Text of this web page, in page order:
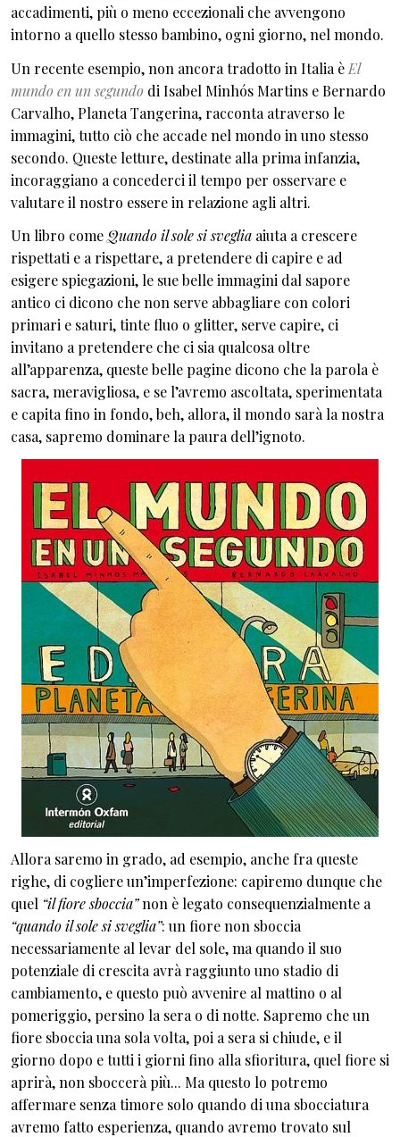
accadimenti, più o meno eccezionali che avvengono
intorno a quello stesso bambino, ogni giorno, nel mondo.
Un recente esempio, non ancora tradotto in Italia è El
mundo en un segundo di Isabel Minhós Martins e Bernardo
Carvalho, Planeta Tangerina, racconta atraverso le
immagini, tutto ciò che accade nel mondo in uno stesso
secondo. Queste letture, destinate alla prima infanzia,
incoraggiano a concederci il tempo per osservare e
valutare il nostro essere in relazione agli altri.
Un libro comeQuando il sole si sveglia aiuta a crescere
rispettati e a rispettare, a pretendere di capire e ad
esigere spiegazioni, le sue belle immagini dal sapore
antico ci dicono che non serve abbagliare con colori
primari e saturi, tinte fluo o glitter, serve capire, ci
invitano a pretendere che ci sia qualcosa oltre
all’apparenza, queste belle pagine dicono che la parola è
sacra, meravigliosa, e se l’avremo ascoltata, sperimentata
e capita fino in fondo, beh, allora, il mondo sarà la nostra
casa, sapremo dominare la paura dell’ignoto.
Allora saremo in grado, ad esempio, anche fra queste
righe, di cogliere un’imperfezione: capiremo dunque che
quel “il fiore sboccia”non è legato consequenzialmente a
“quando il sole si sveglia”: un fiore non sboccia
necessariamente al levar del sole, ma quando il suo
potenziale di crescita avrà raggiunto uno stadio di
cambiamento, e questo può avvenire al mattino o al
pomeriggio, persino la sera o di notte. Sapremo che un
fiore sboccia una sola volta, poi a sera si chiude, e il
giorno dopo e tutti i giorni fino alla sfioritura, quel fiore si
aprirà, non sboccerà più... Ma questo lo potremo
affermare senza timore solo quando di una sbocciatura
avremo fatto esperienza, quando avremo trovato sul